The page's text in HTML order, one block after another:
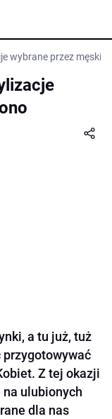
wybrane przez męskie
a tu już, tuż
przygotowywać
Z tej okazji
ulubionych
dla nas